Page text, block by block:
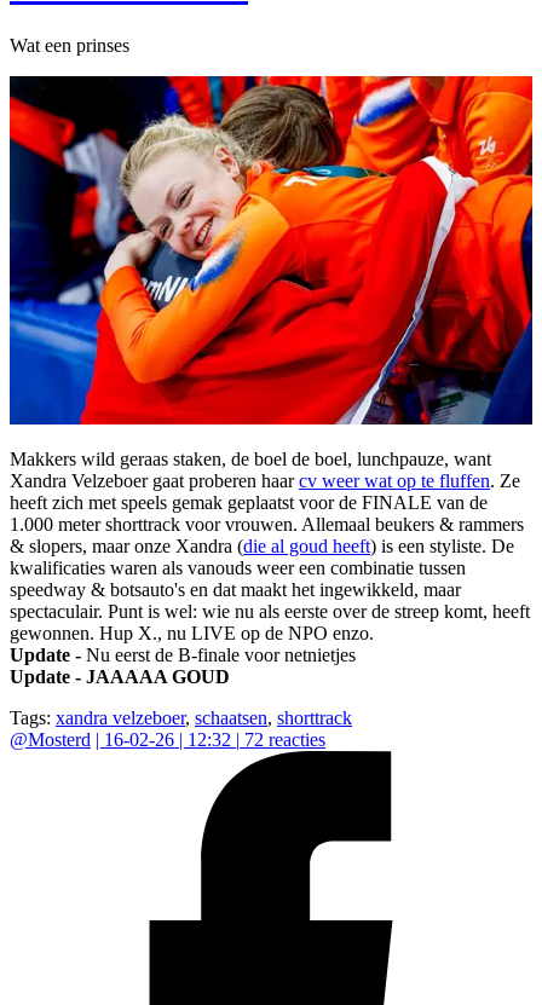
Wat een prinses
Makkers wild geraas staken, de boel de boel, lunchpauze, want
Xandra Velzeboer gaat proberen haarcv weer wat op te fluffen. Ze
heeft zich met speels gemak geplaatst voor de FINALE van de
1.000 meter shorttrack voor vrouwen. Allemaal beukers & rammers
& slopers, maar onze Xandra (die al goud heeft) is een styliste. De
kwalificaties waren als vanouds weer een combinatie tussen
speedway & botsauto's en dat maakt het ingewikkeld, maar
spectaculair. Punt is wel: wie nu als eerste over de streep komt, heeft
gewonnen. Hup X., nu LIVE op de NPO enzo.
Update - Nu eerst de B-finale voor netnietjes
Update - JAAAAA GOUD
Tags: xandra velzeboer, schaatsen, shorttrack
@Mosterd | 16-02-26 | 12:32 | 72 reacties